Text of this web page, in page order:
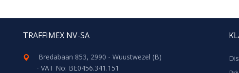
TRAFFIMEX NV-SA
Bredabaan 853, 2990 - Wuustwezel (B)
- VAT No: BE0456.341.151